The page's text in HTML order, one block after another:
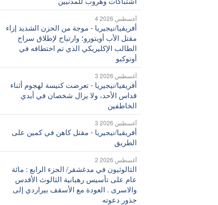
4 أغسطس 2026
أفريقيا/نيجيريا - موجة من الحزن الشديد إزاء
مقتل الأب أويتورو؛ وارتياح لإطلاق سراح
الطالب الإكليريكي الذي تم اختطافه في
أوتوكبو
3 أغسطس 2026
أفريقيا/نيجيريا - تعرضت كنيسة لهجوم أثناء
قداس الأحد، ولا يزال شخصان في أيدي
الخاطفين
3 أغسطس 2026
أفريقيا/نيجيريا - مقتل كاهن في كمين على
الطريق
2 أغسطس 2026
الثالوثيون في مدغشقر/ الجزء الرابع : مائة
عام على تأسيس رهبانية الثالوث الأقدس
والاسرى . العودة مع الأسقف بيراردي إلى
جذور دعوته